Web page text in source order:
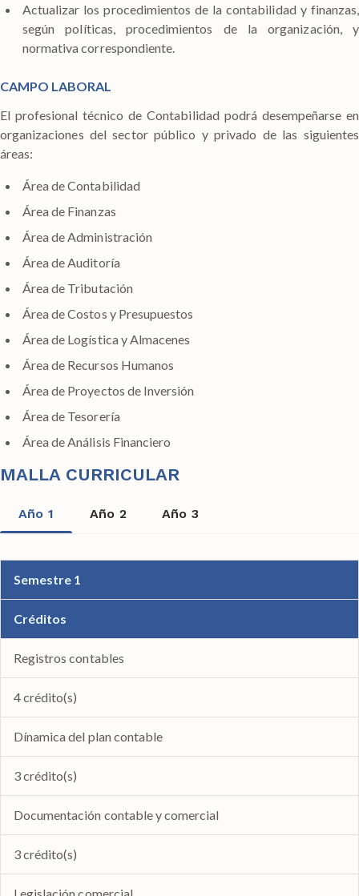
Actualizar los procedimientos de la contabilidad y finanzas,
según políticas, procedimientos de la organización, y
normativa correspondiente.
CAMPO LABORAL
El profesional técnico de Contabilidad podrá desempeñarse en
organizaciones del sector público y privado de las siguientes
áreas:
Área de Contabilidad
Área de Finanzas
Área de Administración
Área de Auditoría
Área de Tributación
Área de Costos y Presupuestos
Área de Logística y Almacenes
Área de Recursos Humanos
Área de Proyectos de Inversión
Área de Tesorería
Área de Análisis Financiero
MALLA CURRICULAR
Año 1 Año 2 Año 3
Semestre 1
Créditos
Registros contables
4 crédito(s)
Dínamica del plan contable
3 crédito(s)
Documentación contable y comercial
3 crédito(s)
Legislación comercial